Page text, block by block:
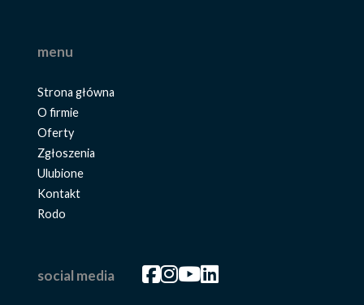
menu
Strona główna
O firmie
Oferty
Zgłoszenia
Ulubione
Kontakt
Rodo
social media Facebook
Facebook
Facebook
Facebook